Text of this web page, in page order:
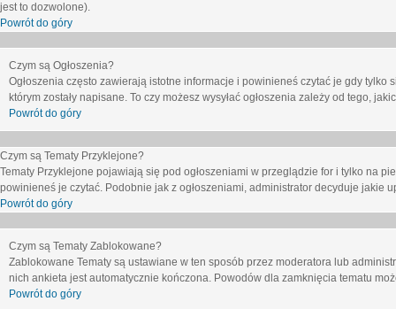
jest to dozwolone).
Powrót do góry
Czym są Ogłoszenia?
Ogłoszenia często zawierają istotne informacje i powinieneś czytać je gdy
którym zostały napisane. To czy możesz wysyłać ogłoszenia zależy od tego,
Powrót do góry
Czym są Tematy Przyklejone?
Tematy Przyklejone pojawiają się pod ogłoszeniami w przeglądzie for i tylko na
powinieneś je czytać. Podobnie jak z ogłoszeniami, administrator decyduje
Powrót do góry
Czym są Tematy Zablokowane?
Zablokowane Tematy są ustawiane w ten sposób przez moderatora lub
nich ankieta jest automatycznie kończona. Powodów dla zamknięcia tematu
Powrót do góry